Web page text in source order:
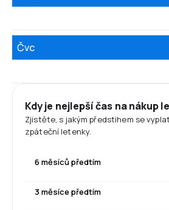
Čvc
Kdy je nejlepší čas na nákup
Zjistěte, s jakým předstihem se
zpáteční letenky.
6 měsíců předtím
3 měsíce předtím